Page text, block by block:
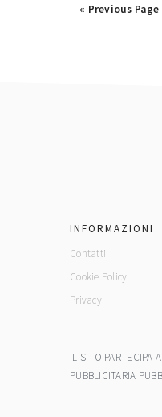
« Go
Previous Page
INFORMAZIONI
Contatti
Cookie Policy
Privacy
IL SITO PARTECIPA
PUBBLICITARIA